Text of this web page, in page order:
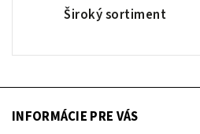
Široký sortiment
INFORMÁCIE PRE VÁS